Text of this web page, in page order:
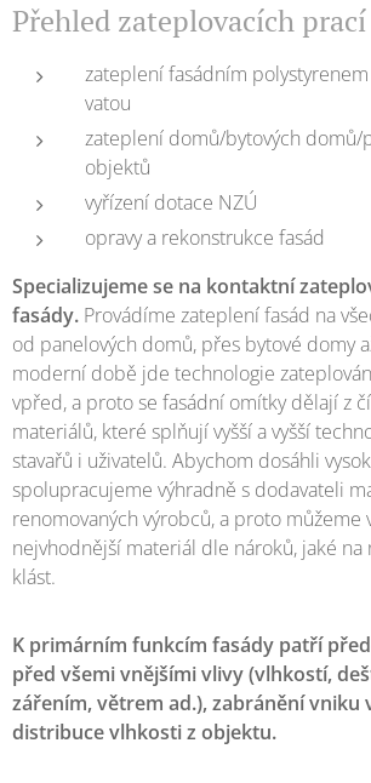
Přehled zateplovacích prací
zateplení fasádním
vatou
zateplení domů/bytových domů/
objektů
vyřízení dotace NZÚ
opravy a rekonstrukce fasád
Specializujeme se na kontaktní
fasády. Provádíme zateplení fasád na
od panelových domů, přes bytové domy
moderní době jde technologie
vpřed, a proto se fasádní omítky dělají z
materiálů, které splňují vyšší a vyšší
stavařů i uživatelů. Abychom dosáhli
spolupracujeme výhradně s dodavateli
renomovaných výrobců, a proto můžeme
nejvhodnější materiál dle nároků, jaké
klást.
K primárním funkcím fasády patří
před všemi vnějšími vlivy (vlhkostí,
zářením, větrem ad.), zabránění vniku
distribuce vlhkosti z objektu.